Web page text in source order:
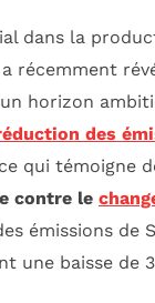
dans la
a récemment
horizon
des
qui témoigne
contre le
émissions de
une baisse de